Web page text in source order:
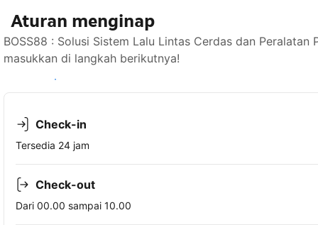
Aturan menginap
BOSS88 : Solusi Sistem Lalu Lintas Cerdas dan
masukkan di langkah berikutnya!
Lihat ketersediaan
Check-in
Tersedia 24 jam
Check-out
Dari 00.00 sampai 10.00